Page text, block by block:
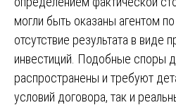
могли быть оказаны агентом
отсутствие результата в виде
инвестиций. Подобные споры
распространены и требуют
условий договора, так и